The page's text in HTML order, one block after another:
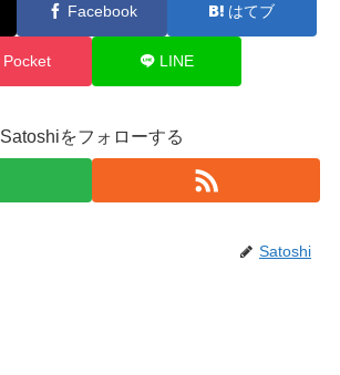
Facebook はてブ
Pocket LINE
Satoshiをフォローする
Satoshi